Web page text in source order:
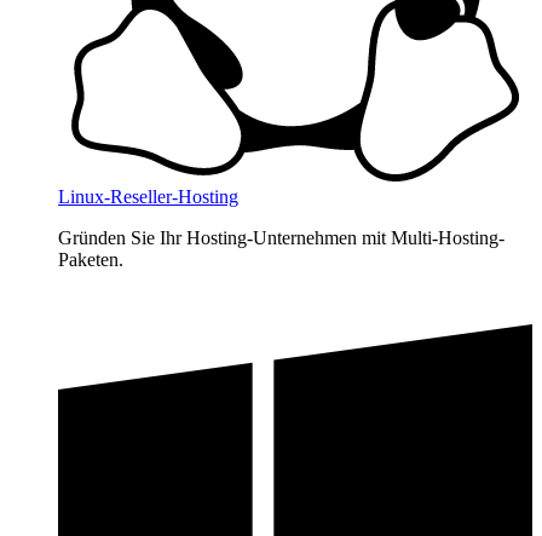
Linux-Reseller-Hosting
Gründen Sie Ihr Hosting-Unternehmen mit Multi-Hosting-
Paketen.